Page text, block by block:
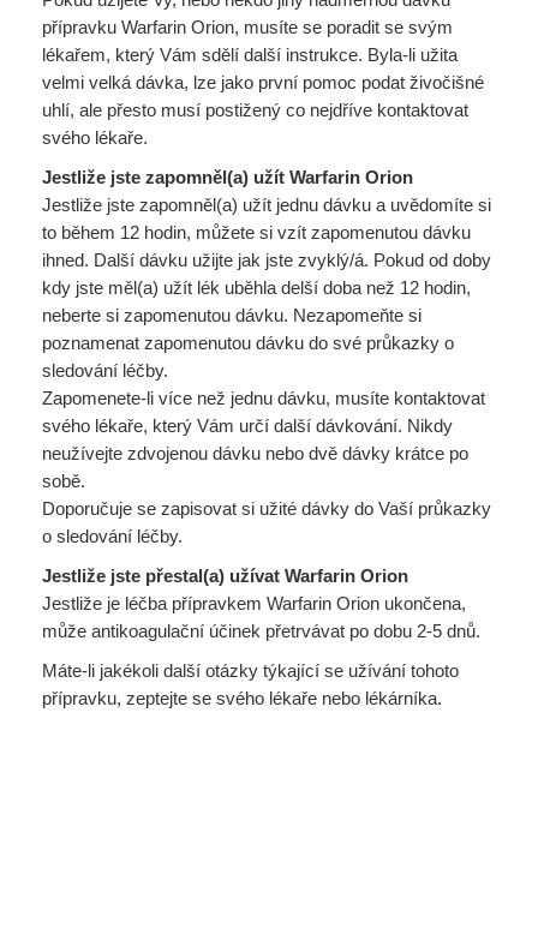
přípravku Warfarin Orion, musíte se poradit se svým
lékařem, který Vám sdělí další instrukce. Byla-li užita
velmi velká dávka, lze jako první pomoc podat živočišné
uhlí, ale přesto musí postižený co nejdříve kontaktovat
svého lékaře.
Jestliže jste zapomněl(a) užít Warfarin Orion
Jestliže jste zapomněl(a) užít jednu dávku a uvědomíte si
to během 12 hodin, můžete si vzít zapomenutou dávku
ihned. Další dávku užijte jak jste zvyklý/á. Pokud od doby
kdy jste měl(a) užít lék uběhla delší doba než 12 hodin,
neberte si zapomenutou dávku. Nezapomeňte si
poznamenat zapomenutou dávku do své průkazky o
sledování léčby.
Zapomenete-li více než jednu dávku, musíte kontaktovat
svého lékaře, který Vám určí další dávkování. Nikdy
neužívejte zdvojenou dávku nebo dvě dávky krátce po
sobě.
Doporučuje se zapisovat si užité dávky do Vaší průkazky
o sledování léčby.
Jestliže jste přestal(a) užívat Warfarin Orion
Jestliže je léčba přípravkem Warfarin Orion ukončena,
může antikoagulační účinek přetrvávat po dobu 2-5 dnů.
Máte-li jakékoli další otázky týkající se užívání tohoto
přípravku, zeptejte se svého lékaře nebo lékárníka.